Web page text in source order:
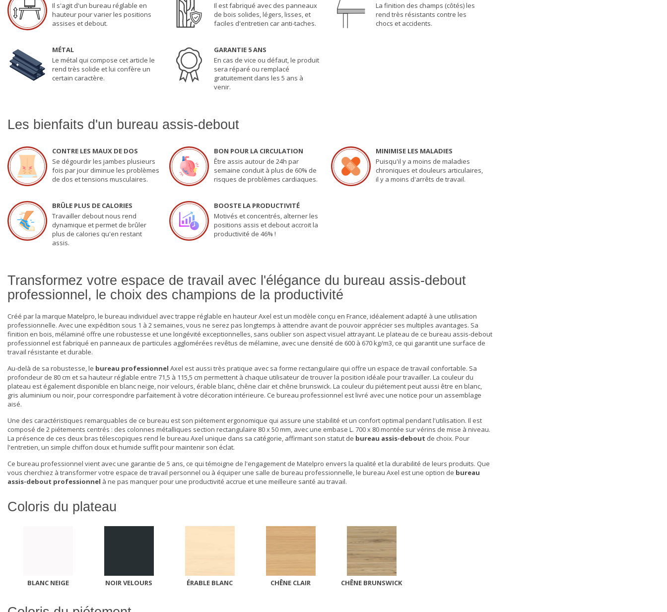
Il s'agit d'un bureau réglable en
hauteur pour varier les positions
assises et debout.
Il est fabriqué avec des panneaux
de bois solides, légers, lisses, et
faciles d'entretien car anti-taches.
La finition des champs (côtés) les
rend très résistants contre les
chocs et accidents.
MÉTAL
Le métal qui compose cet article le
rend très solide et lui confère un
certain caractère.
GARANTIE 5 ANS
En cas de vice ou défaut, le produit
sera réparé ou remplacé
gratuitement dans les 5 ans à
venir.
Les bienfaits d'un bureau assis-debout
CONTRE LES MAUX DE DOS
Se dégourdir les jambes plusieurs
fois par jour diminue les problèmes
de dos et tensions musculaires.
BON POUR LA CIRCULATION
Être assis autour de 24h par
semaine conduit à plus de 60% de
risques de problèmes cardiaques.
MINIMISE LES MALADIES
Puisqu'il y a moins de maladies
chroniques et douleurs articulaires,
il y a moins d'arrêts de travail.
BRÛLE PLUS DE CALORIES
Travailler debout nous rend
dynamique et permet de brûler
plus de calories qu'en restant
assis.
BOOSTE LA PRODUCTIVITÉ
Motivés et concentrés, alterner les
positions assis et debout accroit la
productivité de 46% !
Transformez votre espace de travail avec l'élégance du bureau assis-debout
professionnel, le choix des champions de la productivité
Créé par la marque Matelpro, le bureau individuel avec trappe réglable en hauteur Axel est un modèle conçu en France, idéalement adapté à une utilisation
professionnelle. Avec une expédition sous 1 à 2 semaines, vous ne serez pas longtemps à attendre avant de pouvoir apprécier ses multiples avantages. Sa
finition en bois, mélaminé offre une robustesse et une longévité exceptionnelles, sans oublier son aspect visuel attrayant. Le plateau de ce bureau assis-debout
professionnel est fabriqué en panneaux de particules agglomérées revêtus de mélamine, avec une densité de 600 à 670 kg/m3, ce qui garantit une surface de
travail résistante et durable.
Au-delà de sa robustesse, le bureau professionnel Axel est aussi très pratique avec sa forme rectangulaire qui offre un espace de travail confortable. Sa
profondeur de 80 cm et sa hauteur réglable entre 71,5 à 115,5 cm permettent à chaque utilisateur de trouver la position idéale pour travailler. La couleur du
plateau est également disponible en blanc neige, noir velours, érable blanc, chêne clair et chêne brunswick. La couleur du piétement peut aussi être en blanc,
gris aluminium ou noir, pour correspondre parfaitement à votre décoration intérieure. Ce bureau professionnel est livré avec une notice pour un assemblage
aisé.
Une des caractéristiques remarquables de ce bureau est son piétement ergonomique qui assure une stabilité et un confort optimal pendant l'utilisation. Il est
composé de 2 piétements centrés : des colonnes métalliques section rectangulaire 80 x 50 mm, avec une embase L. 700 x 80 montée sur vérins de mise à niveau.
La présence de ces deux bras télescopiques rend le bureau Axel unique dans sa catégorie, affirmant son statut de bureau assis-debout de choix. Pour
l'entretien, un simple chiffon doux et humide suffit pour maintenir son éclat.
Ce bureau professionnel vient avec une garantie de 5 ans, ce qui témoigne de l'engagement de Matelpro envers la qualité et la durabilité de leurs produits. Que
vous cherchiez à transformer votre espace de travail personnel ou à équiper une salle de bureau professionnelle, le bureau Axel est une option de bureau
assis-debout professionnel à ne pas manquer pour une productivité accrue et une meilleure santé au travail.
Coloris du plateau
BLANC NEIGE NOIR VELOURS ÉRABLE BLANC CHÊNE CLAIR CHÊNE BRUNSWICK